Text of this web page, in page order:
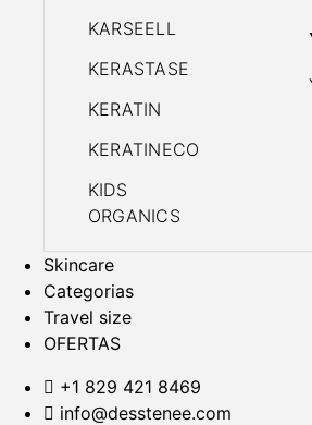
KARSEELL
KERASTASE
KERATIN
KERATINECO
KIDS
ORGANICS
Skincare
Categorias
Travel size
OFERTAS
+1 829 421 8469
info@desstenee.com